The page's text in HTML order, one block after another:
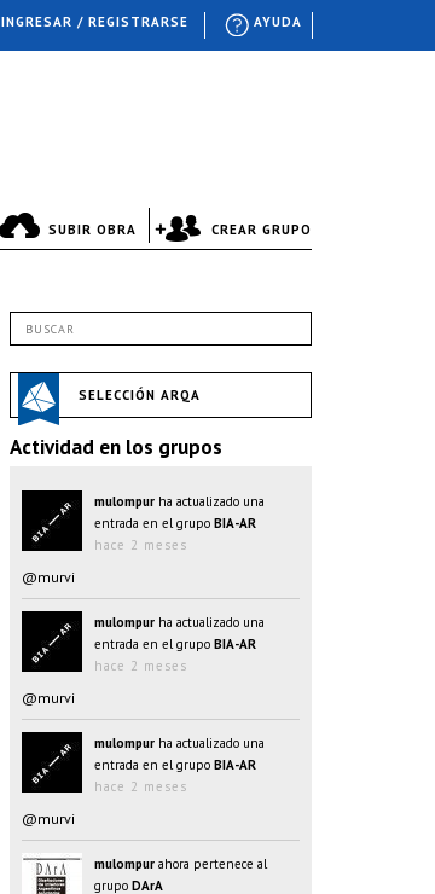
CREAR GRUPO
SUBIR OBRA
SELECCIÓN ARQA
Actividad en los grupos
mulompur ha actualizado una
entrada en el grupo BIA-AR
hace 2 meses
@murvi
mulompurha actualizado una
entrada en el grupoBIA-AR
hace 2 meses
@murvi
mulompurha actualizado una
entrada en el grupoBIA-AR
hace 2 meses
@murvi
mulompurahora pertenece al
grupoDArA
hace 2 meses
AYUDA
INGRESAR / REGISTRARSE